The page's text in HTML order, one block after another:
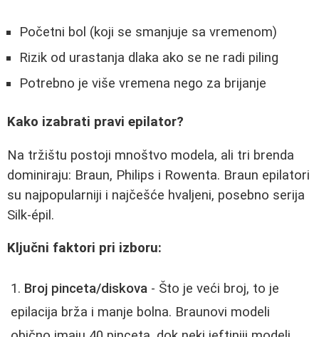
Početni bol (koji se smanjuje sa vremenom)
Rizik od urastanja dlaka ako se ne radi piling
Potrebno je više vremena nego za brijanje
Kako izabrati pravi epilator?
Na tržištu postoji mnoštvo modela, ali tri brenda
dominiraju: Braun, Philips i Rowenta. Braun epilatori
su najpopularniji i najčešće hvaljeni, posebno serija
Silk-épil.
Ključni faktori pri izboru:
Broj pinceta/diskova - Što je veći broj, to je
epilacija brža i manje bolna. Braunovi modeli